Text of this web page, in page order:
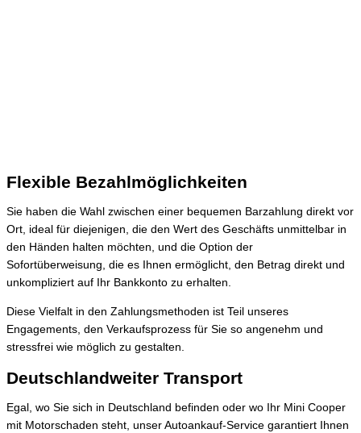
Flexible Bezahlmöglichkeiten
Sie haben die Wahl zwischen einer bequemen Barzahlung direkt vor
Ort, ideal für diejenigen, die den Wert des Geschäfts unmittelbar in
den Händen halten möchten, und die Option der
Sofortüberweisung, die es Ihnen ermöglicht, den Betrag direkt und
unkompliziert auf Ihr Bankkonto zu erhalten.
Diese Vielfalt in den Zahlungsmethoden ist Teil unseres
Engagements, den Verkaufsprozess für Sie so angenehm und
stressfrei wie möglich zu gestalten.
Deutschlandweiter Transport
Egal, wo Sie sich in Deutschland befinden oder wo Ihr Mini Cooper
mit Motorschaden steht, unser Autoankauf-Service garantiert Ihnen